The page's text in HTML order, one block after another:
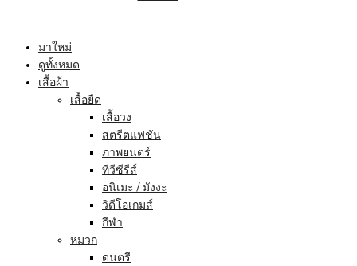
มาใหม่
ดูทั้งหมด
เสื้อผ้า
เสื้อยืด
เสื้อวง
สตรีตแฟชัน
ภาพยนตร์
ทีวีซีรีส์
อนิเมะ / มังงะ
วิดีโอเกมส์
กีฬา
หมวก
ดนตรี